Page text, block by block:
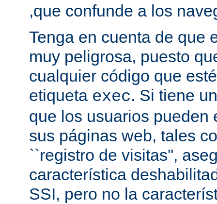
,que confunde a los
Tenga en cuenta de que
muy peligrosa, puesto
cualquier código que
etiqueta exec. Si tiene
que los usuarios pueden
sus páginas web, tales
``registro de visitas'',
característica
SSI, pero no la